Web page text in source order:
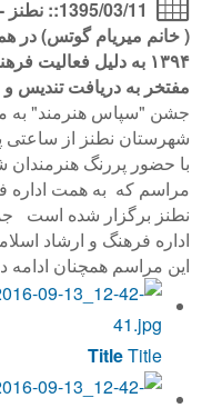
1395/03/
( خانم میریام گوتس) در
۱۳۹۴ به دلیل
مفتخر به دریافت تندیس
جشن "سپاس هنرمند" به
شهرستان نطنز از ساعتی
با حضور پررنگ
مراسم که به همت اداره
نطنز برگزار شده است
اداره فرهنگ و ارشاد
این مراسم همچنان ادامه
TitleTitle